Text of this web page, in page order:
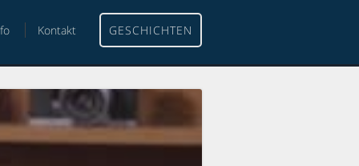
Kontakt GESCHICHTEN